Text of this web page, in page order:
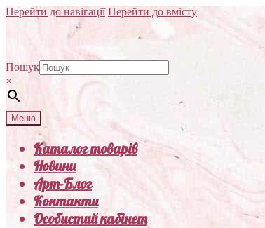
Перейти до навігації Перейти до вмісту
Пошук
×
Меню
Каталог товарів
Новини
Арт-Блог
Контакти
Особистий кабінет